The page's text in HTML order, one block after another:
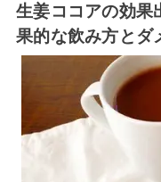
生姜ココアの効果
果的な飲み方とダ